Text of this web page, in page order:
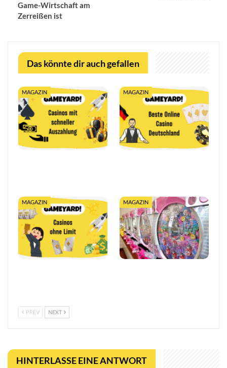
Game-Wirtschaft am
Zerreißen ist
Das könnte dir auch gefallen
MAGAZIN MAGAZIN
MAGAZIN MAGAZIN
PREV NEXT
HINTERLASSE EINE ANTWORT